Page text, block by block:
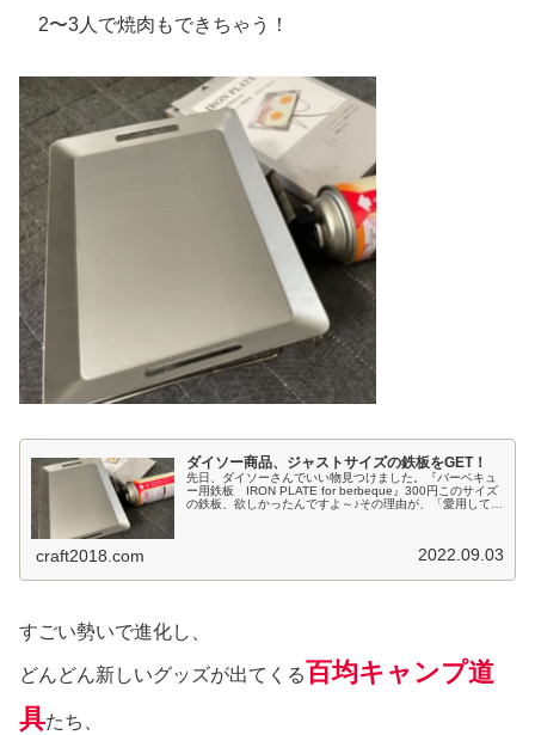
2〜3人で焼肉もできちゃう！
ダイソー商品、ジャストサイズの鉄板をGET！
先日、ダイソーさんでいい物見つけました。『バーベキュ
ー用鉄板 IRON PLATE for berbeque』300円このサイズ
の鉄板、欲しかったんですよ～♪その理由が、「愛用してい
craft2018.com 2022.09.03
すごい勢いで進化し、
どんどん新しいグッズが出てくる百均キャンプ道
具たち、